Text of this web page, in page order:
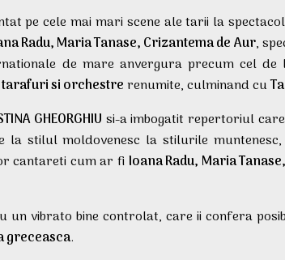
pe cele mai mari scene ale tarii la
Radu, Maria Tanase, Crizantema de Aur,
de mare anvergura precum cel de
tarafuri si orchestrerenumite, culminand cu
GHEORGHIU si-a imbogatit repertoriul
stilul moldovenesc la stilurile
cantareti cum ar fiIoana Radu, Maria
vibrato bine controlat, care ii confera
greceasca.